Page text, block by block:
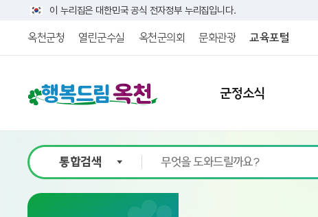
이 누리집은 대한민국 공식 전자정부 누리집입니다.
옥천군청 열린군수실 옥천군의회 문화관광 교육포털
군정소식